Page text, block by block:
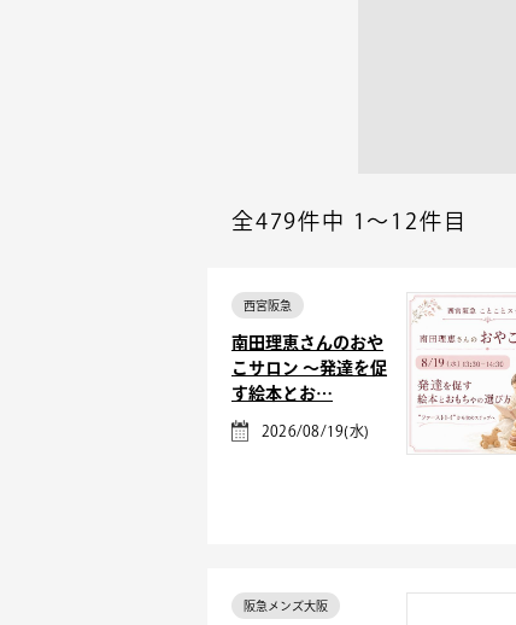
全479件中 1～12件目
西宮阪急
南田理恵さんのおや
こサロン ～発達を促
す絵本とお…
2026/08/19(水)
阪急メンズ大阪